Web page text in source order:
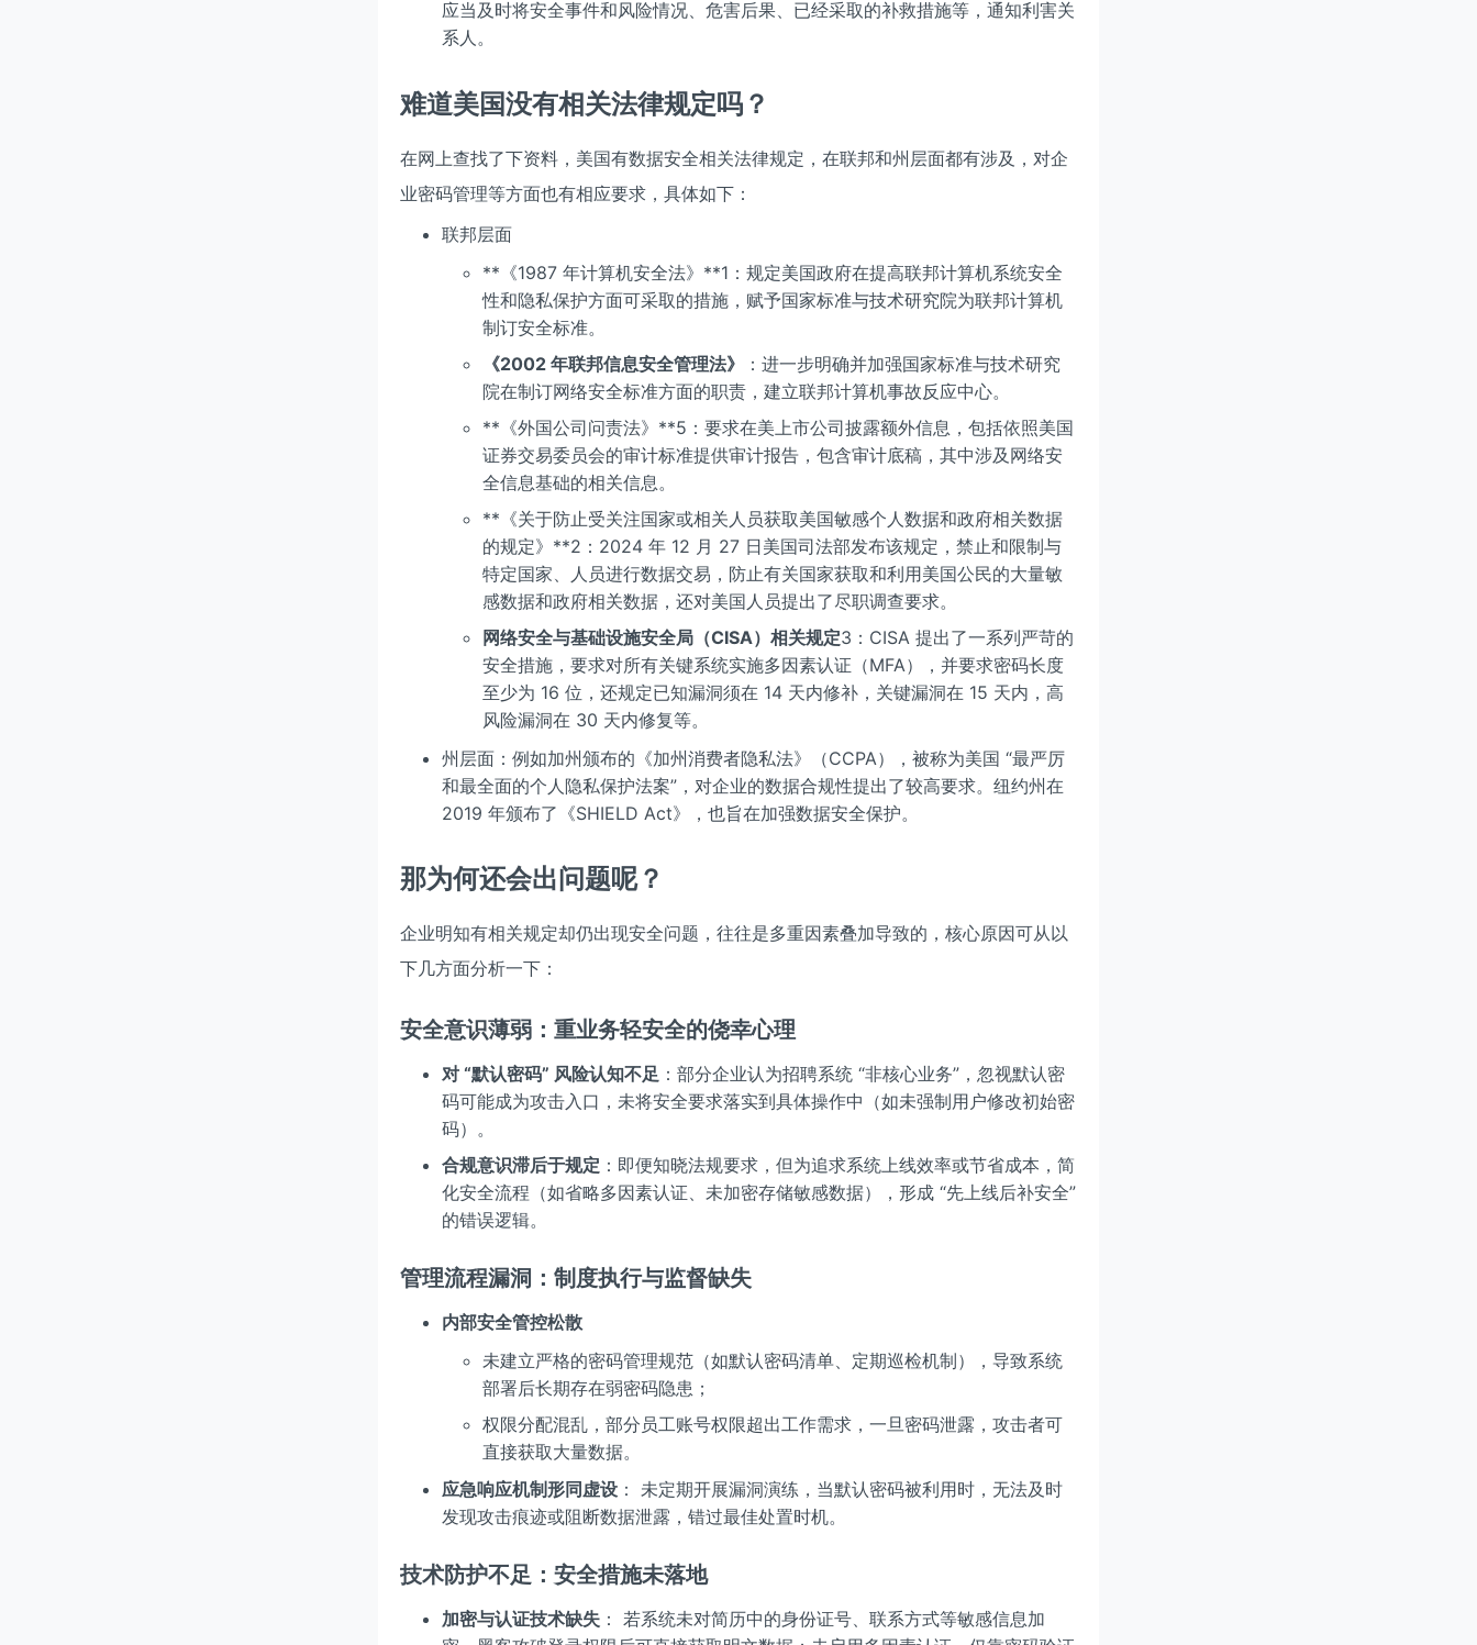
应当及时将安全事件和风险情况、危害后果、已经采取的补救措施等，通知利害关
系人。
难道美国没有相关法律规定吗？
在网上查找了下资料，美国有数据安全相关法律规定，在联邦和州层面都有涉及，对企
业密码管理等方面也有相应要求，具体如下：
联邦层面
**《1987 年计算机安全法》**1：规定美国政府在提高联邦计算机系统安全
性和隐私保护方面可采取的措施，赋予国家标准与技术研究院为联邦计算机
制订安全标准。
《2002 年联邦信息安全管理法》
：进一步明确并加强国家标准与技术研究
院在制订网络安全标准方面的职责，建立联邦计算机事故反应中心。
**《外国公司问责法》**5：要求在美上市公司披露额外信息，包括依照美国
证券交易委员会的审计标准提供审计报告，包含审计底稿，其中涉及网络安
全信息基础的相关信息。
**《关于防止受关注国家或相关人员获取美国敏感个人数据和政府相关数据
的规定》**2：2024 年 12 月 27 日美国司法部发布该规定，禁止和限制与
特定国家、人员进行数据交易，防止有关国家获取和利用美国公民的大量敏
感数据和政府相关数据，还对美国人员提出了尽职调查要求。
网络安全与基础设施安全局（CISA）相关规定3：CISA 提出了一系列严苛的
安全措施，要求对所有关键系统实施多因素认证（MFA），并要求密码长度
至少为 16 位，还规定已知漏洞须在 14 天内修补，关键漏洞在 15 天内，高
风险漏洞在 30 天内修复等。
州层面：例如加州颁布的《加州消费者隐私法》（CCPA），被称为美国 “最严厉
和最全面的个人隐私保护法案”，对企业的数据合规性提出了较高要求。纽约州在
2019 年颁布了《SHIELD Act》，也旨在加强数据安全保护。
那为何还会出问题呢？
企业明知有相关规定却仍出现安全问题，往往是多重因素叠加导致的，核心原因可从以
下几方面分析一下：
安全意识薄弱：重业务轻安全的侥幸心理
对 “默认密码” 风险认知不足：部分企业认为招聘系统 “非核心业务”，忽视默认密
码可能成为攻击入口，未将安全要求落实到具体操作中（如未强制用户修改初始密
码）。
合规意识滞后于规定 ：即便知晓法规要求，但为追求系统上线效率或节省成本，简
化安全流程（如省略多因素认证、未加密存储敏感数据），形成 “先上线后补安全”
的错误逻辑。
管理流程漏洞：制度执行与监督缺失
内部安全管控松散
未建立严格的密码管理规范（如默认密码清单、定期巡检机制），导致系统
部署后长期存在弱密码隐患；
权限分配混乱，部分员工账号权限超出工作需求，一旦密码泄露，攻击者可
直接获取大量数据。
应急响应机制形同虚设： 未定期开展漏洞演练，当默认密码被利用时，无法及时
发现攻击痕迹或阻断数据泄露，错过最佳处置时机。
技术防护不足：安全措施未落地
加密与认证技术缺失： 若系统未对简历中的身份证号、联系方式等敏感信息加